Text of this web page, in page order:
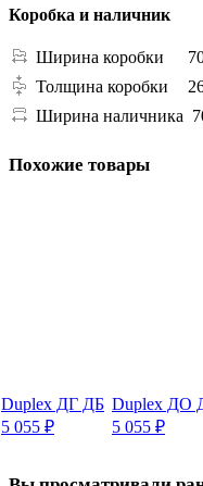
Коробка и наличник
Ширина коробки
Толщина коробки
Ширина наличника
Похожие товары
Duplex ДГ ДБ
5 055 ₽
Duplex ДО
5 055 ₽